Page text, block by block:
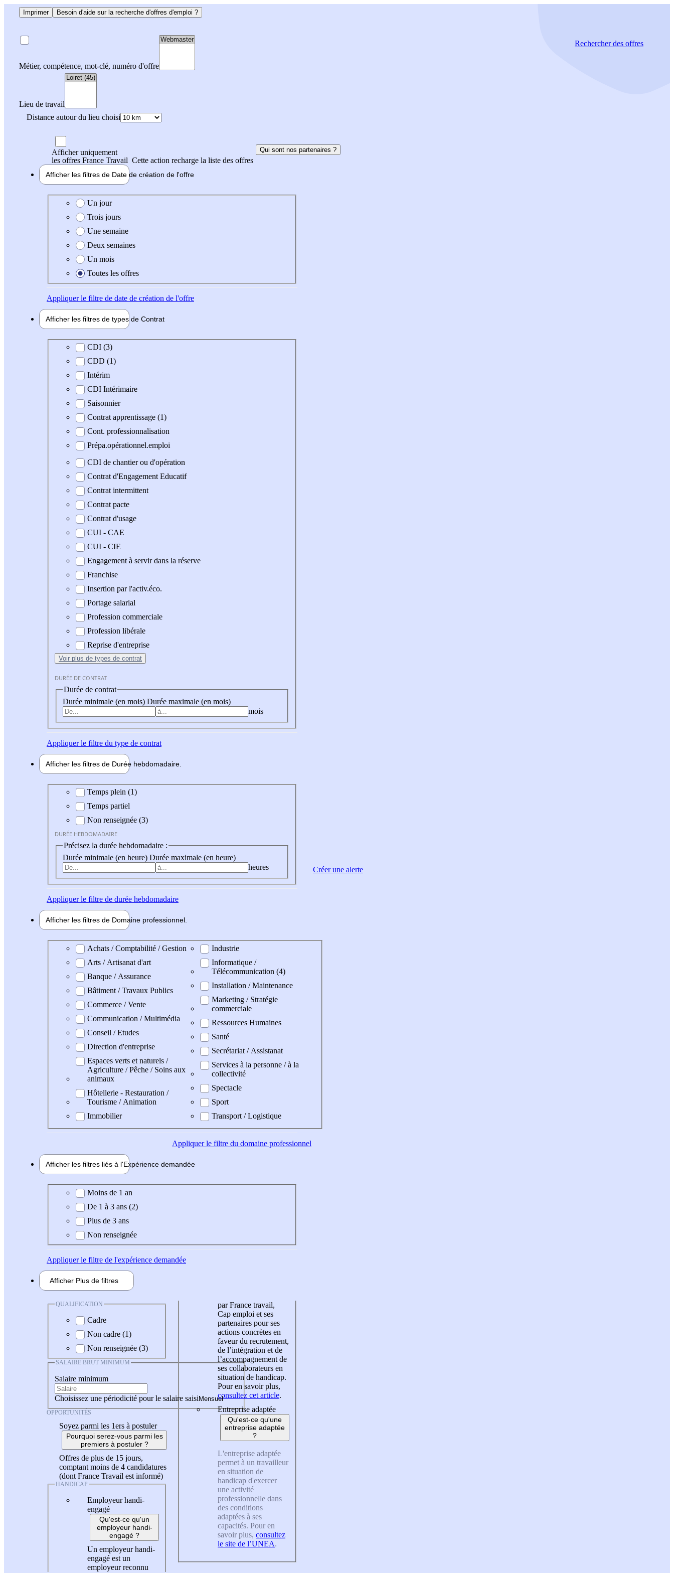
Imprimer Besoin d'aide sur la recherche d'offres d'emploi ?
Métier, compétence, mot-clé, numéro d'offre
Lieu de travail
Distance autour du lieu choisi
Rechercherdes offres
Afficher uniquement
les offres France Travail Cette action recharge la liste des offres
Qui sont nos partenaires ?
Afficher les filtres de Date de création de l'offre
Date de création de l'offre
Un jour
Trois jours
Une semaine
Deux semaines
Un mois
Toutes les offres
Appliquerle filtre de date de création de l'offre
Afficher les filtres de types de Contrat
Type de contrat
CDI (3)
CDD (1)
Intérim
CDI Intérimaire
Saisonnier
Contrat apprentissage (1)
Cont. professionnalisation
Prépa.opérationnel.emploi
CDI de chantier ou d'opération
Contrat d'Engagement Educatif
Contrat intermittent
Contrat pacte
Contrat d'usage
CUI - CAE
CUI - CIE
Engagement à servir dans la réserve
Franchise
Insertion par l'activ.éco.
Portage salarial
Profession commerciale
Profession libérale
Reprise d'entreprise
Voir plus de types de contrat
DURÉE DE CONTRAT
Durée de contrat
Durée minimale (en mois) Durée maximale (en mois)
mois
Appliquerle filtre du type de contrat
Afficher les filtres de Durée hebdomadaire
Durée hebdomadaire
Temps plein (1)
Temps partiel
Non renseignée (3)
DURÉE HEBDOMADAIRE
Précisez la durée hebdomadaire :
Durée minimale (en heure) Durée maximale (en heure)
heures
Appliquerle filtre de durée hebdomadaire
Afficher les filtres de Domaine professionnel
Domaine professionel
Achats / Comptabilité / Gestion
Arts / Artisanat d'art
Banque / Assurance
Bâtiment / Travaux Publics
Commerce / Vente
Communication / Multimédia
Conseil / Etudes
Direction d'entreprise
Espaces verts et naturels /
Agriculture / Pêche / Soins aux
animaux
Hôtellerie - Restauration /
Tourisme / Animation
Immobilier
Industrie
Informatique /
Télécommunication (4)
Installation / Maintenance
Marketing / Stratégie
commerciale
Ressources Humaines
Santé
Secrétariat / Assistanat
Services à la personne / à la
collectivité
Spectacle
Sport
Transport / Logistique
Appliquerle filtre du domaine professionnel
Afficher les filtres liés à l'Expérience demandée
Expérience demandée
Moins de 1 an
De 1 à 3 ans (2)
Plus de 3 ans
Non renseignée
Appliquerle filtre de l'expérience demandée
Afficher Plus de filtres
QUALIFICATION
Cadre
Non cadre (1)
Non renseignée (3)
SALAIRE BRUT MINIMUM
Salaire minimum
Choisissez une périodicité pour le salaire saisi
OPPORTUNITÉS
Soyez parmi les 1ers à postuler
Pourquoi serez-vous parmi les
premiers à postuler ?
Offres de plus de 15 jours,
comptant moins de 4 candidatures
(dont France Travail est informé)
HANDICAP
Employeur handi-
engagé
Qu'est-ce qu'un
employeur handi-
engagé ?
Un employeur handi-
engagé est un
employeur reconnu
par France travail,
Cap emploi et ses
partenaires pour ses
actions concrètes en
faveur du recrutement,
de l’intégration et de
l’accompagnement de
ses collaborateurs en
situation de handicap.
Pour en savoir plus,
consultez cet article.
Entreprise adaptée
Qu'est-ce qu'une
entreprise adaptée
?
L'entreprise adaptée
permet à un travailleur
en situation de
handicap d'exercer
une activité
professionnelle dans
des conditions
adaptées à ses
capacités. Pour en
savoir plus, consultez
le site de l’UNEA.
Créer une alerte